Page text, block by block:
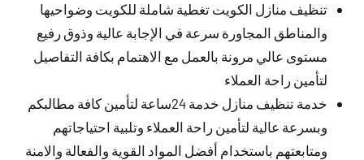
تنظيف منازل الكويت تغطية شاملة للكويت وضواحيها
والمناطق المجاورة سرعة في الإجابة عالية وذوق رفيع
مستوى عالي مرونة بالعمل مع الاهتمام بكافة التفاصيل
لتأمين راحة العملاء
خدمة تنظيف منازل خدمة 24ساعة لتأمين كافة مطالبكم
وبسرعة عالية لتأمين راحة العملاء وتلبية احتياجاتهم
ومتابعتهم باستخدام أفضل المواد القوية والفعالة والامنة